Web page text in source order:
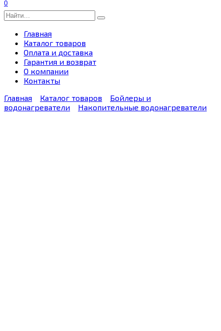
0
Search
for:
Главная
Каталог товаров
Оплата и доставка
Гарантия и возврат
О компании
Контакты
Главная
Каталог товаров
Бойлеры и
водонагреватели
Накопительные водонагреватели